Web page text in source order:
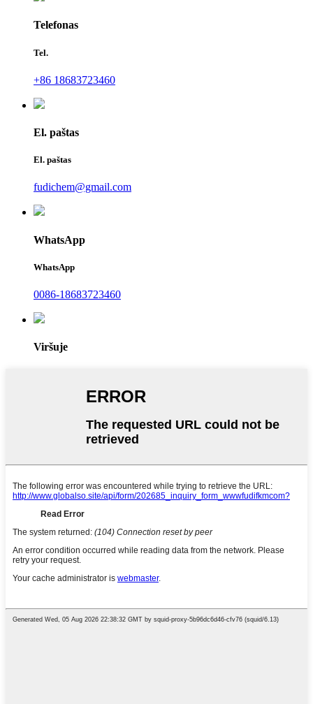
Telefonas
Tel.
+86 18683723460
El. paštas
El. paštas
fudichem@gmail.com
WhatsApp
WhatsApp
0086-18683723460
Viršuje